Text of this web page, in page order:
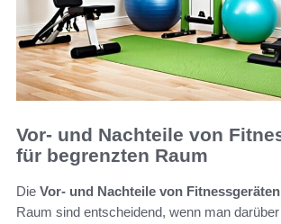
Vor- und Nachteile von
für begrenzten Raum
Die Vor- und Nachteile von Fitnessgeräten
Raum sind entscheidend, wenn man